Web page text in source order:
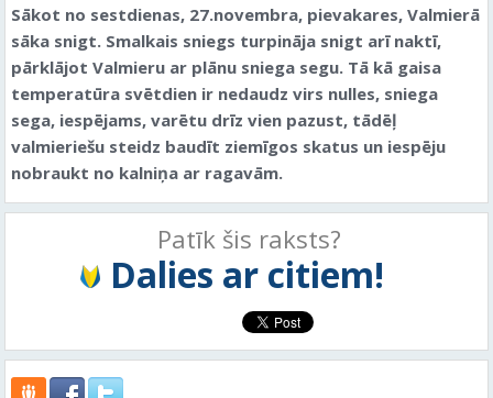
Sākot no sestdienas, 27.novembra, pievakares, Valmierā
sāka snigt. Smalkais sniegs turpināja snigt arī naktī,
pārklājot Valmieru ar plānu sniega segu. Tā kā gaisa
temperatūra svētdien ir nedaudz virs nulles, sniega
sega, iespējams, varētu drīz vien pazust, tādēļ
valmieriešu steidz baudīt ziemīgos skatus un iespēju
nobraukt no kalniņa ar ragavām.
Patīk šis raksts?
Dalies ar citiem!